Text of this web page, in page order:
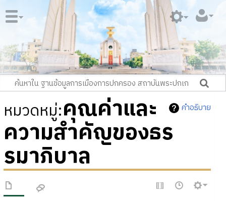
คำอธิบาย
หมวดหมู่:คุณค่าและ
ความสำคัญของธร
รมาภิบาล